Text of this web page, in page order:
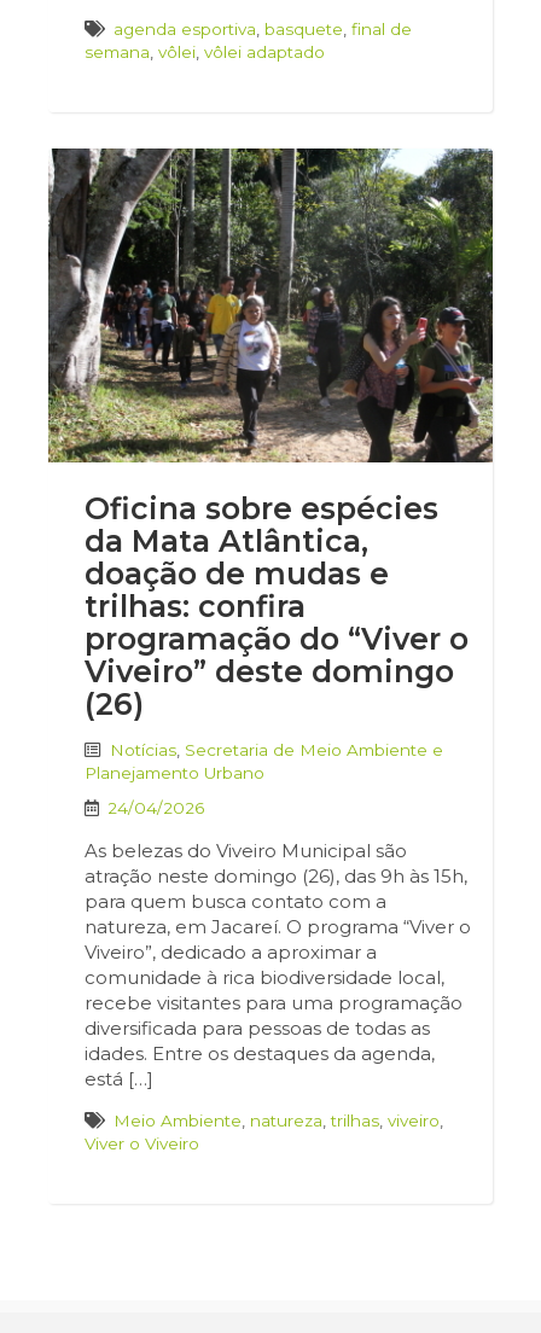
agenda esportiva basquete final de
semana vôlei vôlei adaptado
Oficina sobre espécies
da Mata Atlântica,
doação de mudas e
trilhas: confira
programação do “Viver o
Viveiro” deste domingo
(26)
Notícias Secretaria de Meio Ambiente e
Planejamento Urbano
24/04/2026
As belezas do Viveiro Municipal são
atração neste domingo (26), das 9h às 15h,
para quem busca contato com a
natureza, em Jacareí. O programa “Viver o
Viveiro”, dedicado a aproximar a
comunidade à rica biodiversidade local,
recebe visitantes para uma programação
diversificada para pessoas de todas as
idades. Entre os destaques da agenda,
está […]
Meio Ambiente natureza ,trilhas viveiro
Viver o Viveiro